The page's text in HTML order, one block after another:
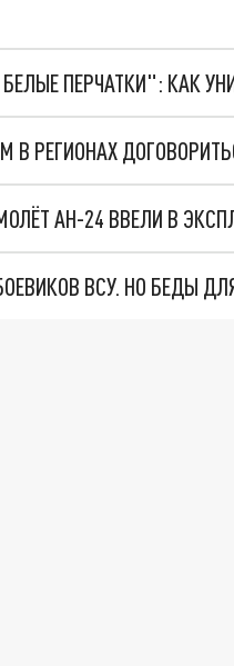
ПЕРЧАТКИ": КАК
РЕГИОНАХ
АН-24 ВВЕЛИ В
ВСУ. НО БЕДЫ